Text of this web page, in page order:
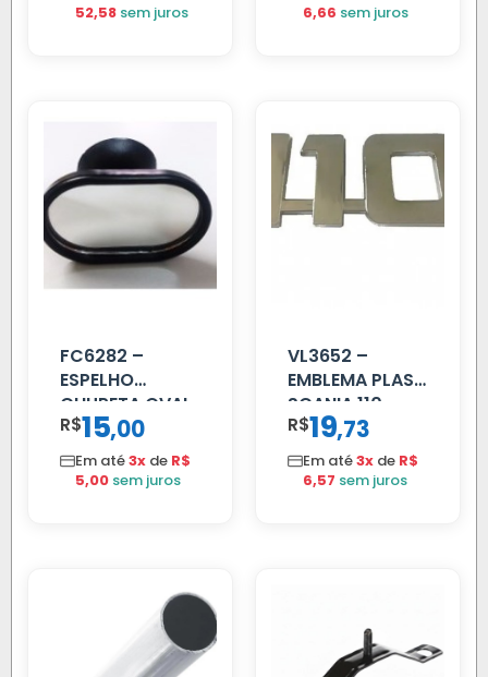
52,58 sem juros
6,66 sem juros
FC6282 –
ESPELHO
CHUPETA OVAL
R$15,00
Em até3x de R$
5,00 sem juros
VL3652 –
EMBLEMA PLAST
SCANIA 110
CROMADO
R$19,73
Em até3x de R$
6,57 sem juros